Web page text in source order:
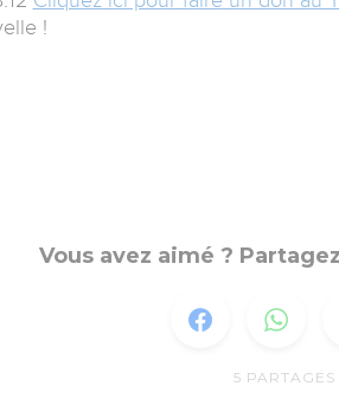
!
Vous avez aimé ?
5 PARTAGES